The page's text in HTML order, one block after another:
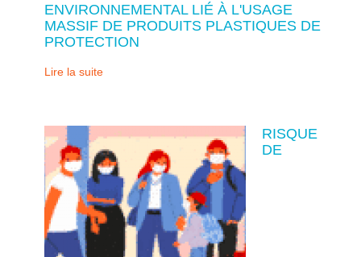
ENVIRONNEMENTAL LIÉ À L'USAGE
MASSIF DE PRODUITS PLASTIQUES DE
PROTECTION
Lire la suite
RISQUE
DE